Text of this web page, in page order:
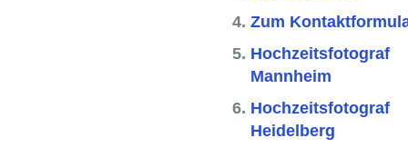
Zum
Hochzeitsfotograf
Mannheim
Hochzeitsfotograf
Heidelberg